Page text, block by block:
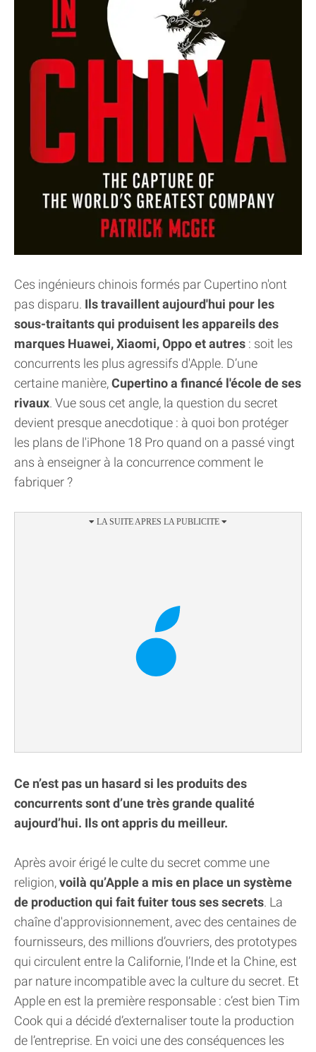
Ces ingénieurs chinois formés par Cupertino n'ont
pas disparu. Ils travaillent aujourd'hui pour les
sous-traitants qui produisent les appareils des
marques Huawei, Xiaomi, Oppo et autres : soit les
concurrents les plus agressifs d'Apple. D’une
certaine manière,Cupertino a financé l'école de ses
rivaux. Vue sous cet angle, la question du secret
devient presque anecdotique : à quoi bon protéger
les plans de l'iPhone 18 Pro quand on a passé vingt
ans à enseigner à la concurrence comment le
fabriquer ?
Ce n’est pas un hasard si les produits des
concurrents sont d’une très grande qualité
aujourd’hui. Ils ont appris du meilleur.
Après avoir érigé le culte du secret comme une
religion,voilà qu’Apple a mis en place un système
de production qui fait fuiter tous ses secrets. La
chaîne d'approvisionnement, avec des centaines de
fournisseurs, des millions d’ouvriers, des prototypes
qui circulent entre la Californie, l’Inde et la Chine, est
par nature incompatible avec la culture du secret. Et
Apple en est la première responsable : c’est bien Tim
Cook qui a décidé d’externaliser toute la production
de l’entreprise. En voici une des conséquences les